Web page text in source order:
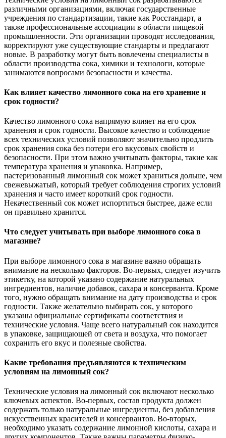
различными организациями, включая государственные
учреждения по стандартизации, такие как Росстандарт, а
также профессиональные ассоциации в области пищевой
промышленности. Эти организации проводят исследования,
корректируют уже существующие стандарты и предлагают
новые. В разработку могут быть вовлечены специалисты в
области производства сока, химики и технологи, которые
занимаются вопросами безопасности и качества.
Как влияет качество лимонного сока на его хранение и
срок годности?
Качество лимонного сока напрямую влияет на его срок
хранения и срок годности. Высокое качество и соблюдение
всех технических условий позволяют значительно продлить
срок хранения сока без потери его вкусовых свойств и
безопасности. При этом важно учитывать факторы, такие как
температура хранения и упаковка. Например,
пастеризованный лимонный сок может храниться дольше, чем
свежевыжатый, который требует соблюдения строгих условий
хранения и часто имеет короткий срок годности.
Некачественный сок может испортиться быстрее, даже если
он правильно хранится.
Что следует учитывать при выборе лимонного сока в
магазине?
При выборе лимонного сока в магазине важно обращать
внимание на несколько факторов. Во-первых, следует изучить
этикетку, на которой указано содержание натуральных
ингредиентов, наличие добавок, сахара и консерванта. Кроме
того, нужно обращать внимание на дату производства и срок
годности. Также желательно выбирать сок, у которого
указаны официальные сертификаты соответствия и
технические условия. Чаще всего натуральный сок находится
в упаковке, защищающей от света и воздуха, что помогает
сохранить его вкус и полезные свойства.
Какие требования предъявляются к техническим
условиям на лимонный сок?
Технические условия на лимонный сок включают несколько
ключевых аспектов. Во-первых, состав продукта должен
содержать только натуральные ингредиенты, без добавления
искусственных красителей и консервантов. Во-вторых,
необходимо указать содержание лимонной кислоты, сахара и